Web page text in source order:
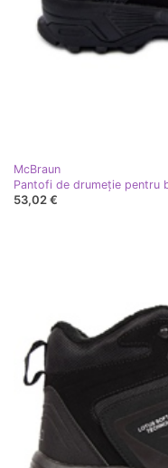
McBraun
Pantofi de drumeție pentru
53,02 €